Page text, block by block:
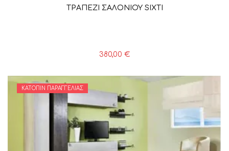
ΤΡΑΠΕΖΙ ΣΑΛΟΝΙΟΥ SIXTI
380,00 €
ΚΑΤΌΠΙΝ ΠΑΡΑΓΓΕΛΊΑΣ